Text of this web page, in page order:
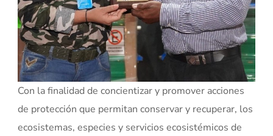
Con la finalidad de concientizar y promover acciones
de protección que permitan conservar y recuperar, los
ecosistemas, especies y servicios ecosistémicos de